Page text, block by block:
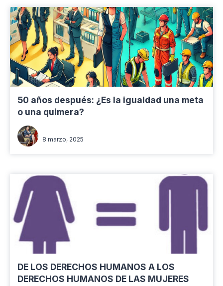
50 años después: ¿Es la igualdad una meta
o una quimera?
8 marzo, 2025
DE LOS DERECHOS HUMANOS A LOS
DERECHOS HUMANOS DE LAS MUJERES